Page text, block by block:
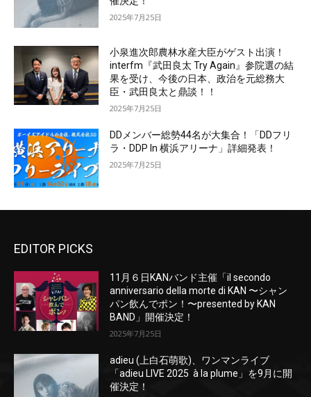
2025年7月25日
小泉進次郎農林水産大臣がゲスト出演！
interfm『武田良太 Try Again』参院選の結
果を受け、今後の日本、政治を元総務大
臣・武田良太と鼎談！！
2025年7月25日
DDメンバー総勢44名が大集合！「DDフリ
ラ・DDP In 横浜アリーナ」詳細発表！
2025年7月25日
EDITOR PICKS
11月６日KANバンド主催「il secondo
anniversario della morte di KAN 〜シャン
パン飲んでポン！〜presented by KAN
BAND」開催決定！
2025年7月25日
adieu (上白石萌歌)、ワンマンライブ
「adieu LIVE 2025 à la plume」を9月に開
催決定！